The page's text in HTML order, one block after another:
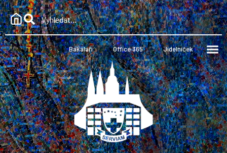
Bakaláři Office 365 Jídelníček